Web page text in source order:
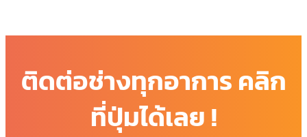
ติดต่อช่างทุกอาการ คลิก
ที่ปุ่มได้เลย !